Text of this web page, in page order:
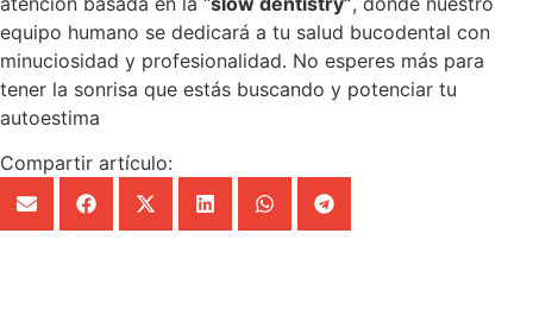
equipo humano se dedicará a tu salud bucodental con
minuciosidad y profesionalidad. No esperes más para
tener la sonrisa que estás buscando y potenciar tu
autoestima
Compartir artículo: